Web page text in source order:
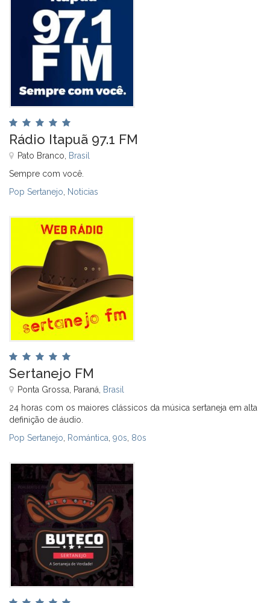
Rádio Itapuã 97.1 FM
Pato Branco, Brasil
Sempre com você.
Pop Sertanejo Noticias
Sertanejo FM
Ponta Grossa, Paraná, Brasil
24 horas com os maiores clássicos da música sertaneja em alta
definição de áudio.
Pop Sertanejo Romántica 90s 80s